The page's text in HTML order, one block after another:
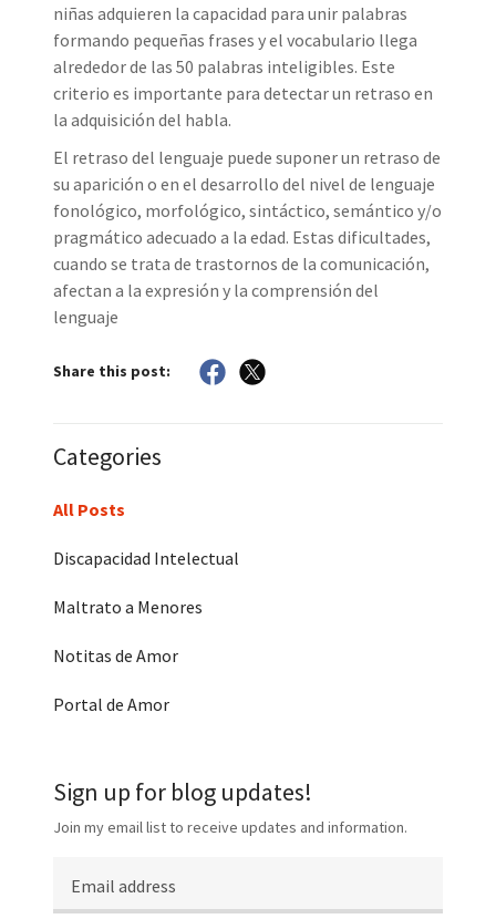
niñas adquieren la capacidad para unir palabras
formando pequeñas frases y el vocabulario llega
alrededor de las 50 palabras inteligibles. Este
criterio es importante para detectar un retraso en
la adquisición del habla.
El retraso del lenguaje puede suponer un retraso de
su aparición o en el desarrollo del nivel de lenguaje
fonológico, morfológico, sintáctico, semántico y/o
pragmático adecuado a la edad. Estas dificultades,
cuando se trata de trastornos de la comunicación,
afectan a la expresión y la comprensión del
lenguaje
Share this post:
Categories
All Posts
Discapacidad Intelectual
Maltrato a Menores
Notitas de Amor
Portal de Amor
Sign up for blog updates!
Join my email list to receive updates and information.